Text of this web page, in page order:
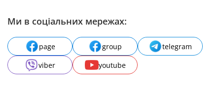
Ми в соціальних мережах:
page group
telegram
viber
youtube